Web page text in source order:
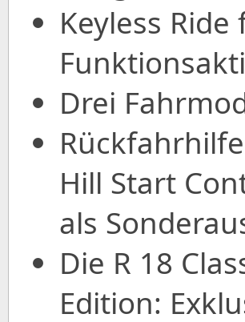
Keyless
Drei
Hill Start
als
Die R 18
Edition: